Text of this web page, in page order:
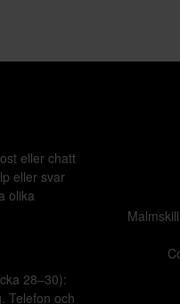
eller chatt
eller svar
olika
28–30):
Telefon och